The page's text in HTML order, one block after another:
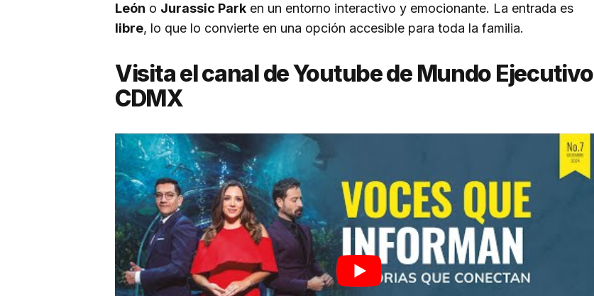
León o Jurassic Park en un entorno interactivo y emocionante. La entrada es
libre, lo que lo convierte en una opción accesible para toda la familia.
Visita el canal de Youtube de Mundo Ejecutivo
CDMX